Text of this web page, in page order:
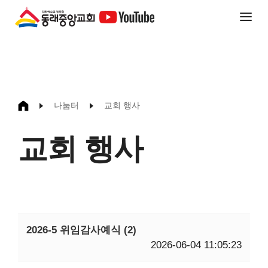
나눔터 교회 행사
교회 행사
2026-5 위임감사예식 (2)
2026-06-04 11:05:23